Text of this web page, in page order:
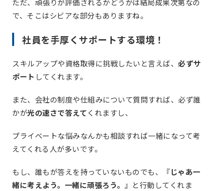
ただ、頑張りが評価されるかどうかは結局成果次第なの
で、そこはシビアな部分もありますね。
社員を手厚くサポートする環境！
スキルアップや資格取得に挑戦したいと言えば、必ずサ
ポート してくれます。
また、会社の制度や仕組みについて質問すれば、必ず誰
かが光の速さで答えて くれますし、
プライベートな悩みなんかも相談すれば一緒になって考
えてくれる人が多いです。
もし、誰もが答えを持っていないものでも、『じゃあ一
緒に考えよう。一緒に頑張ろう。 』と行動してくれま